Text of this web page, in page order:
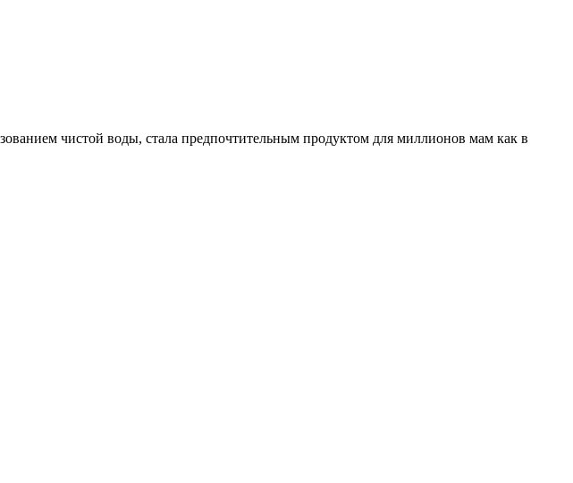
чистой воды, стала предпочтительным продуктом для миллионов мам как в